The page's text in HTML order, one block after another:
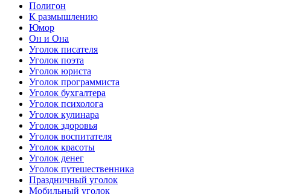
Полигон
К размышлению
Юмор
Он и Она
Уголок писателя
Уголок поэта
Уголок юриста
Уголок программиста
Уголок бухгалтера
Уголок психолога
Уголок кулинара
Уголок здоровья
Уголок воспитателя
Уголок красоты
Уголок денег
Уголок путешественника
Праздничный уголок
Мобильный уголок